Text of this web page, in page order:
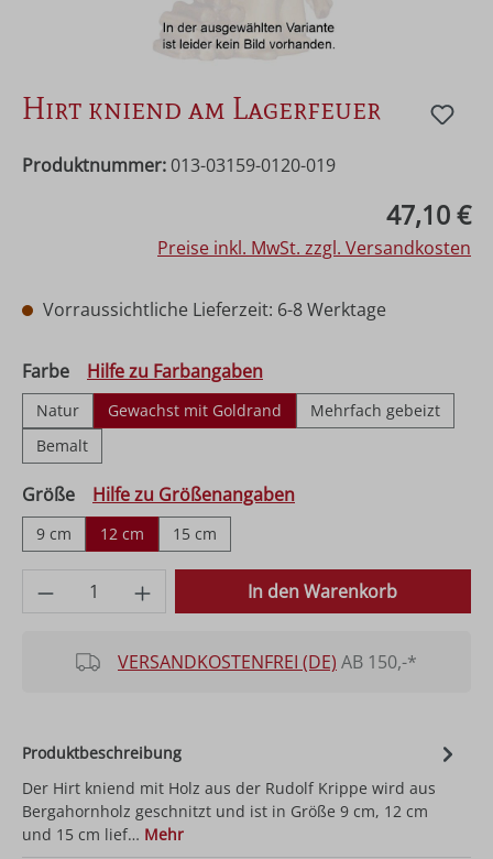
Hirt kniend am Lagerfeuer
Produktnummer: 013-03159-0120-019
47,10 €
Preise inkl. MwSt. zzgl. Versandkosten
Vorraussichtliche Lieferzeit: 6-8 Werktage
Farbeauswählen
Hilfe zu Farbangaben
Natur Gewachst mit Goldrand
Mehrfach gebeizt
Bemalt
Größeauswählen
Hilfe zu Größenangaben
9 cm 12 cm 15 cm
Produkt Anzahl: Gib den gewünschten
In den Warenkorb
VERSANDKOSTENFREI (DE) AB 150,-*
Produktbeschreibung
Der Hirt kniend mit Holz aus der Rudolf Krippe wird aus
Bergahornholz geschnitzt und ist in Größe 9 cm, 12 cm
und 15 cm lief… Mehr